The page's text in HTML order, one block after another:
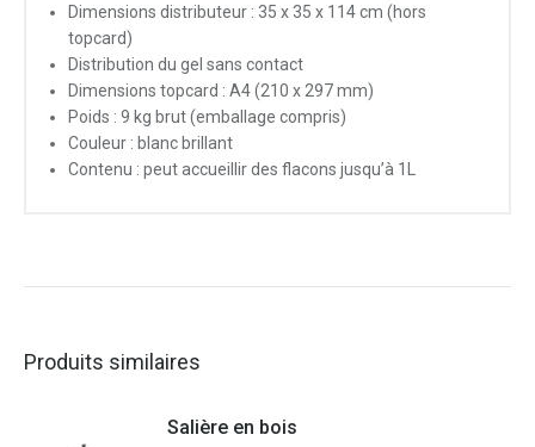
Dimensions distributeur : 35 x 35 x 114 cm (hors
topcard)
Distribution du gel sans contact
Dimensions topcard : A4 (210 x 297 mm)
Poids : 9 kg brut (emballage compris)
Couleur : blanc brillant
Contenu : peut accueillir des flacons jusqu’à 1L
Produits similaires
Salière en bois